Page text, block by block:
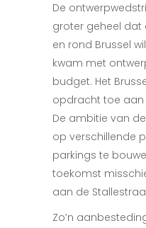
De
groter geheel dat
en rond Brussel
kwam met
budget. Het
opdracht toe aan
De ambitie van
op verschillende
parkings te
toekomst
aan de
Zo’n